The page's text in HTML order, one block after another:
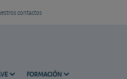
contactos
FORMACIÓN